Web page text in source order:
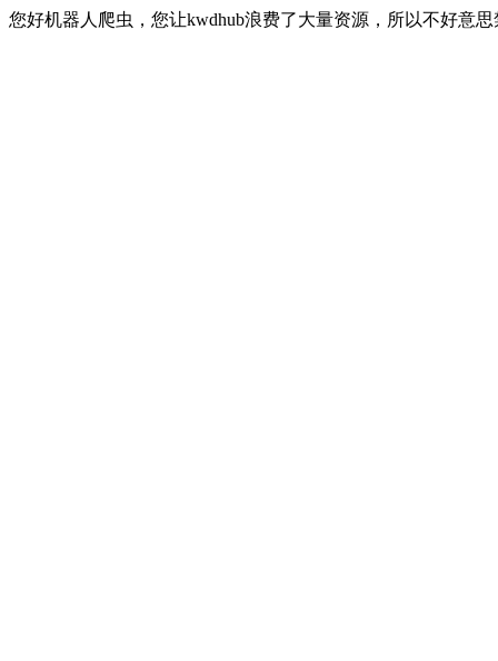
您好机器人爬虫，您让kwdhub浪费了大量资源，所以不好意